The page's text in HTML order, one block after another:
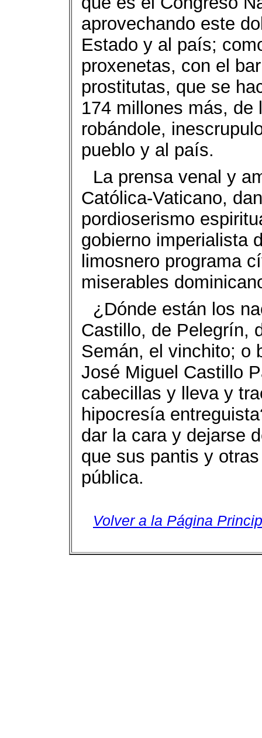
aprovechando este
Estado y al país;
proxenetas, con el
prostitutas, que se
174 millones más, de
robándole,
pueblo y al país.
La prensa venal y
Católica-Vaticano,
pordioserismo
gobierno imperialista
limosnero programa
miserables
¿Dónde están los
Castillo, de Pelegrín,
Semán, el vinchito; o
José Miguel Castillo
cabecillas y lleva y
hipocresía
dar la cara y dejarse
que sus pantis y
pública.
Volver a la Página